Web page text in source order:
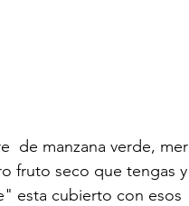
de manzana verde,
fruto seco que tengas
esta cubierto con esos